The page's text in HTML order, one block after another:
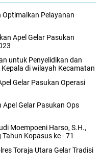
Optimalkan Pelayanan
Apel Gelar Pasukan
untuk Penyelidikan dan
di wilayah Kecamatan
Gelar Pasukan Operasi
Gelar Pasukan Ops
Moempoeni Harso, S.H.,
Kopasus ke - 71
Toraja Utara Gelar Tradisi